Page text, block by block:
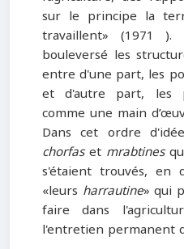
sur le principe la
travaillent» (1971
bouleversé les
entre d'une part, les
et d'autre part, les
comme une main
Dans cet ordre
chorfaset mrabtines
s'étaient trouvés, en
«leurs harrautine» qui
faire dans
l'entretien permanent